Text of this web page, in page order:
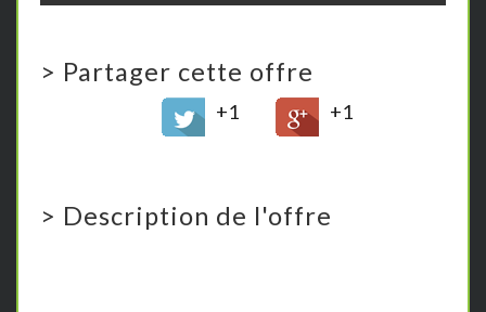
> Partager cette offre
+1 +1
> Description de l'offre